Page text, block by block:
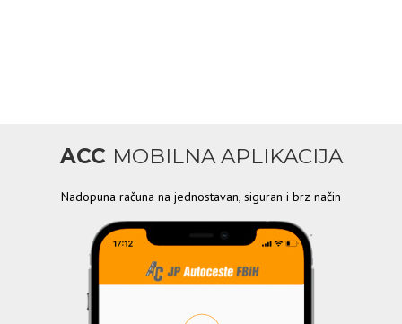
ACC MOBILNA APLIKACIJA
Nadopuna računa na jednostavan, siguran i brz način